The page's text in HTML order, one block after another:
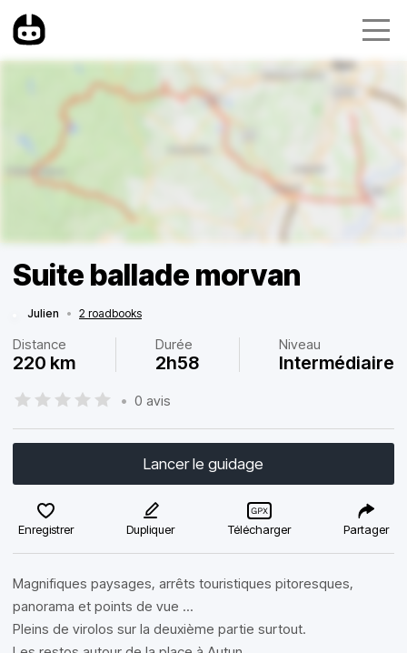
Suite ballade morvan
Julien • 2 roadbooks
Distance
220 km
Durée
2h58
Niveau
Intermédiaire
• 0 avis
Lancer le guidage
Enregistrer Dupliquer Télécharger Partager
Magnifiques paysages, arrêts touristiques pitoresques,
panorama et points de vue ...
Pleins de virolos sur la deuxième partie surtout.